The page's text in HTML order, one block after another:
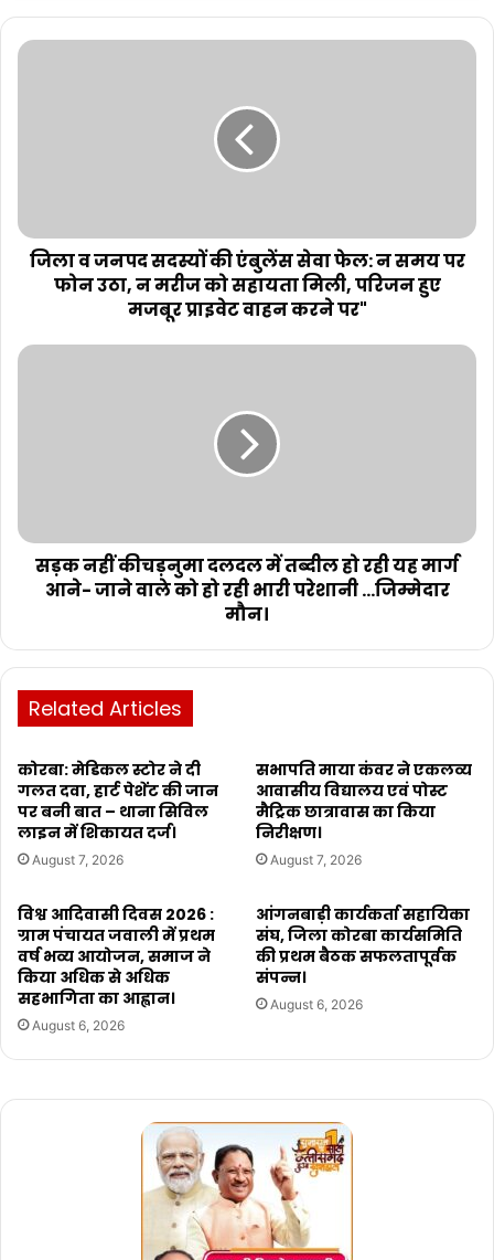
जिला व जनपद सदस्यों की एंबुलेंस सेवा फेल: न समय पर
फोन उठा, न मरीज को सहायता मिली, परिजन हुए
मजबूर प्राइवेट वाहन करने पर"
सड़क नहीं कीचड़नुमा दलदल में तब्दील हो रही यह मार्ग
आने- जाने वाले को हो रही भारी परेशानी ...जिम्मेदार
मौन।
Related Articles
कोरबा: मेडिकल स्टोर ने दी
गलत दवा, हार्ट पेशेंट की जान
पर बनी बात – थाना सिविल
लाइन में शिकायत दर्ज।
August 7, 2026
सभापति माया कंवर ने एकलव्य
आवासीय विद्यालय एवं पोस्ट
मैट्रिक छात्रावास का किया
निरीक्षण।
August 7, 2026
विश्व आदिवासी दिवस 2026 :
ग्राम पंचायत जवाली में प्रथम
वर्ष भव्य आयोजन, समाज ने
किया अधिक से अधिक
सहभागिता का आह्वान।
August 6, 2026
आंगनबाड़ी कार्यकर्ता सहायिका
संघ, जिला कोरबा कार्यसमिति
की प्रथम बैठक सफलतापूर्वक
संपन्न।
August 6, 2026